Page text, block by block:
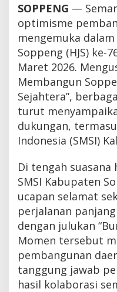
SOPPENG —
optimisme
mengemuka
Soppeng (HJS) ke-
Maret 2026.
Membangun
Sejahtera”,
turut
dukungan,
Indonesia (SMSI)
Di tengah suasana
SMSI Kabupaten
ucapan selamat
perjalanan
dengan julukan
Momen tersebut
pembangunan
tanggung jawab
hasil kolaborasi